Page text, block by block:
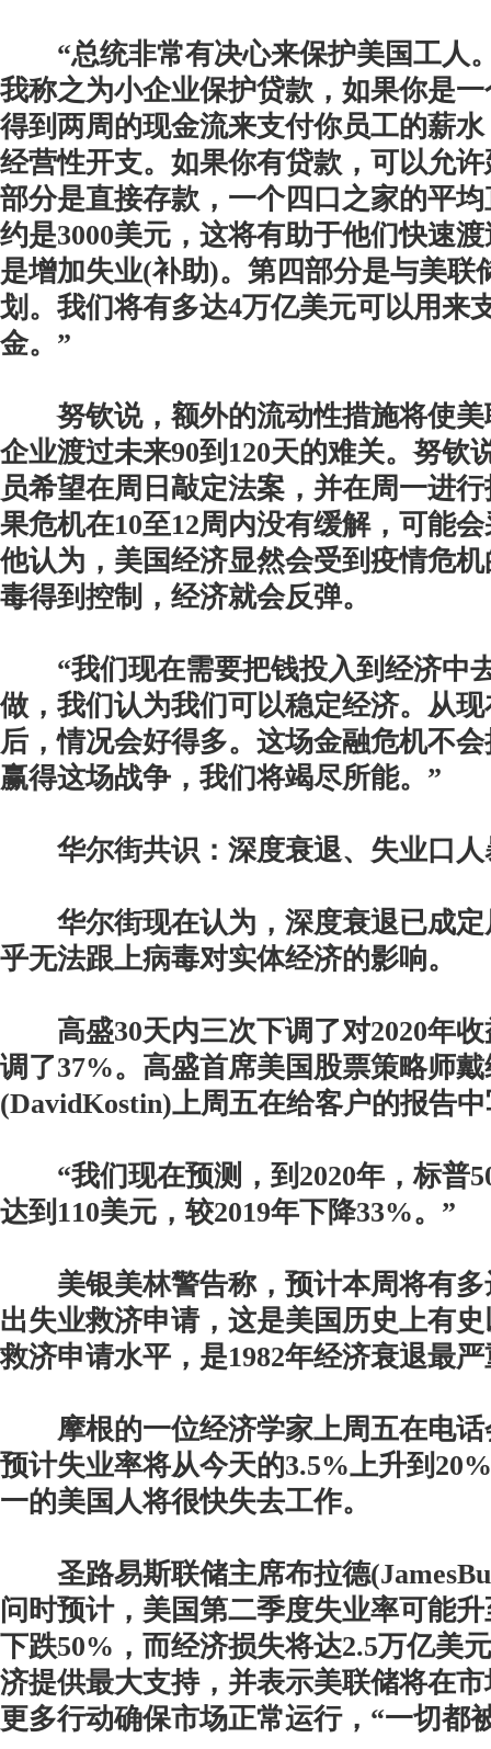
“总统非常有决心来保护美国工人
我称之为小企业保护贷款，如果你是
得到两周的现金流来支付你员工的薪
经营性开支。如果你有贷款，可以允
部分是直接存款，一个四口之家的平
约是3000美元，这将有助于他们快速
是增加失业(补助)。第四部分是与美联
划。我们将有多达4万亿美元可以用来
金。”
努钦说，额外的流动性措施将使美
企业渡过未来90到120天的难关。努钦
员希望在周日敲定法案，并在周一进
果危机在10至12周内没有缓解，可能
他认为，美国经济显然会受到疫情危
毒得到控制，经济就会反弹。
“我们现在需要把钱投入到经济中
做，我们认为我们可以稳定经济。从
后，情况会好得多。这场金融危机不
赢得这场战争，我们将竭尽所能。”
华尔街共识：深度衰退、失业口人
华尔街现在认为，深度衰退已成定
乎无法跟上病毒对实体经济的影响。
高盛30天内三次下调了对2020年收
调了37%。高盛首席美国股票策略师
(DavidKostin)上周五在给客户的报告
“我们现在预测，到2020年，标普
达到110美元，较2019年下降33%。”
美银美林警告称，预计本周将有多
出失业救济申请，这是美国历史上有
救济申请水平，是1982年经济衰退最
摩根的一位经济学家上周五在电话
预计失业率将从今天的3.5%上升到
一的美国人将很快失去工作。
圣路易斯联储主席布拉德
问时预计，美国第二季度失业率可能
下跌50%，而经济损失将达2.5万亿美
济提供最大支持，并表示美联储将在
更多行动确保市场正常运行，“一切都